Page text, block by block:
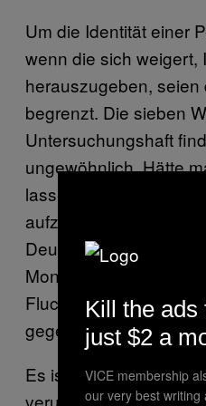
Um die Identität einer
wenn die sich weigert,
herauszugeben, seien
begrenzt. Die sieben
Untersuchungshaft
ungewöhnlich. Hätte
lassen, dann wären
aufzufinden gewesen.
Deutschland darf laut
Monate dauern.
Fluchtgefahr vorliegt.
gegeben.
Es ist also möglich,
Kill the ads
just $2 a
VICE membership
our very best writing